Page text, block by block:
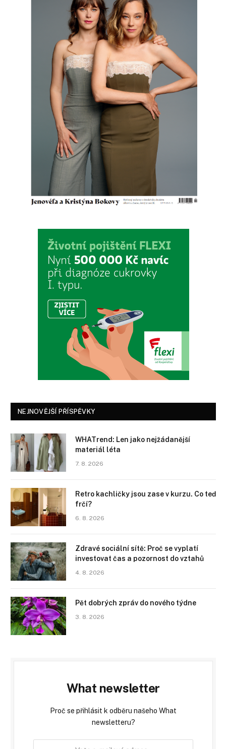
NEJNOVĚJŠÍ PŘÍSPĚVKY
WHATrend: Len jako nejžádanější
materiál léta
7. 8. 2026
Retro kachličky jsou zase v kurzu. Co teď
frčí?
6. 8. 2026
Zdravé sociální sítě: Proč se vyplatí
investovat čas a pozornost do vztahů
4. 8. 2026
Pět dobrých zpráv do nového týdne
3. 8. 2026
What newsletter
Proč se přihlásit k odběru našeho What
newsletteru?